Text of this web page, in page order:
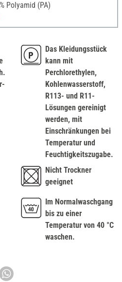
Polyamid (PA)
Das Kleidungsstück
kann mit
Perchlorethylen,
Kohlenwasserstoff,
R113- und R11-
Lösungen gereinigt
werden, mit
Einschränkungen bei
Temperatur und
Feuchtigkeitszugabe.
Nicht Trockner
geeignet
Im Normalwaschgang
bis zu einer
Temperatur von 40 °C
waschen.